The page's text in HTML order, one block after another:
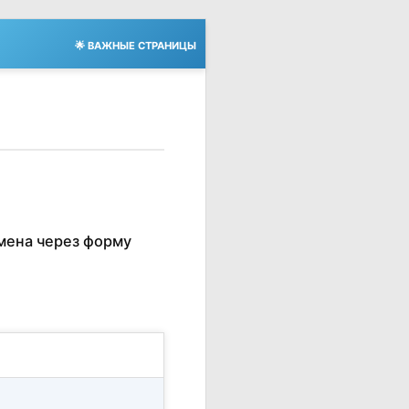
🌟 ВАЖНЫЕ СТРАНИЦЫ
через форму